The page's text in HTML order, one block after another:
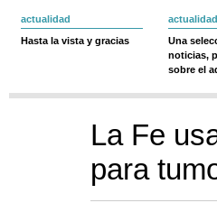
actualidad
Hasta la vista y gracias
actualidad
Una
noticias,
sobre el
La Fe
para